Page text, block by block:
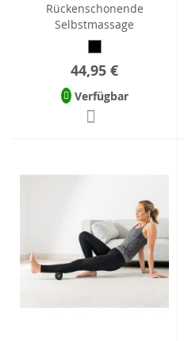
Rückenschonende
Selbstmassage
44,95 €
Verfügbar